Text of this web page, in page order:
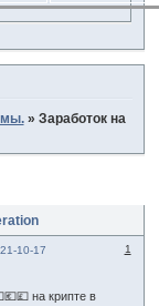
» Заработок на
1
10-17
на крипте в